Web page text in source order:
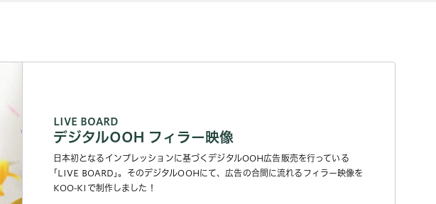
LIVE BOARD
デジタルOOH フィラー映像
日本初となるインプレッションに基づくデジタルOOH広告販売を行っている
｢LIVE BOARD｣。そのデジタルOOHにて、広告の合間に流れるフィラー映像を
KOO-KIで制作しました！